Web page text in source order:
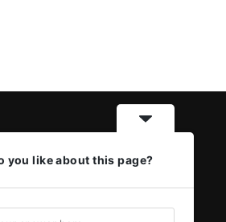
you like about this page?